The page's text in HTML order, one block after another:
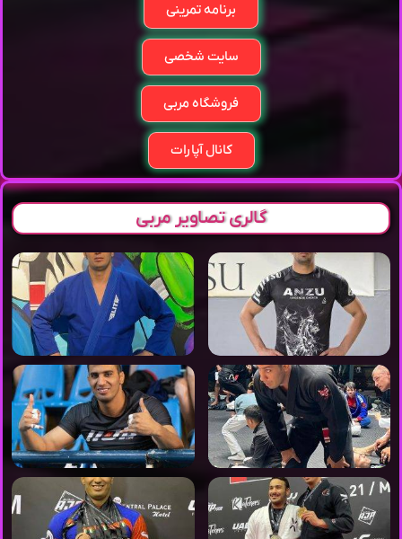
برنامه تمرینی
سایت شخصی
فروشگاه مربی
کانال آپارات
گالری تصاویر مربی